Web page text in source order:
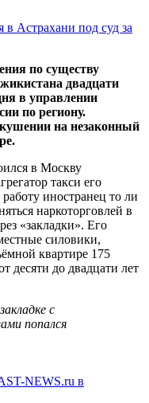
по существу
двадцати
в управлении
по региону.
на незаконный
в Москву
такси его
иностранец то ли
наркоторговлей в
«закладки». Его
силовики,
квартире 175
десяти до двадцати лет
с
попался
NEWS.ru в